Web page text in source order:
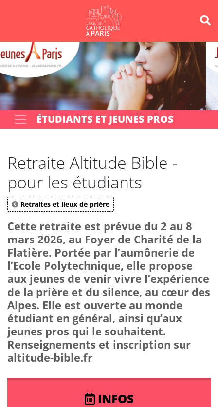
Votre recherche OK
ÉTUDIANTS ET JEUNES PROS
Retraite Altitude Bible -
pour les étudiants
Retraites et lieux de prière
Cette retraite est prévue du 2 au 8
mars 2026, au Foyer de Charité de la
Flatière. Portée par l’aumônerie de
l’Ecole Polytechnique, elle propose
aux jeunes de venir vivre l’expérience
de la prière et du silence, au cœur des
Alpes. Elle est ouverte au monde
étudiant en général, ainsi qu’aux
jeunes pros qui le souhaitent.
Renseignements et inscription sur
altitude-bible.fr
INFOS
Panneau de gestion des cookies